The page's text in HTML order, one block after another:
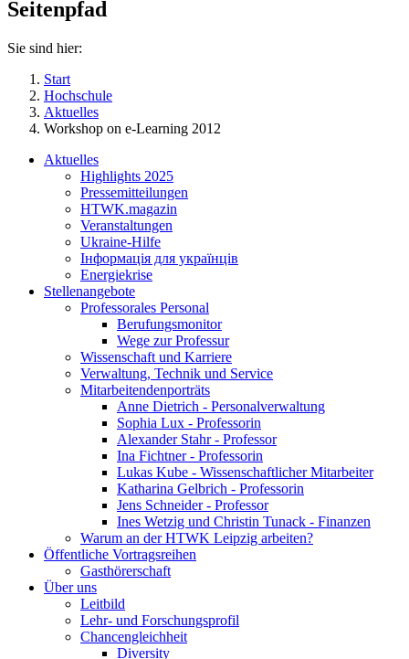
Seitenpfad
Sie sind hier:
Start
Hochschule
Aktuelles
Workshop on e-Learning 2012
Aktuelles
Highlights 2025
Pressemitteilungen
HTWK.magazin
Veranstaltungen
Ukraine-Hilfe
Інформація для українців
Energiekrise
Stellenangebote
Professorales Personal
Berufungsmonitor
Wege zur Professur
Wissenschaft und Karriere
Verwaltung, Technik und Service
Mitarbeitendenporträts
Anne Dietrich - Personalverwaltung
Sophia Lux - Professorin
Alexander Stahr - Professor
Ina Fichtner - Professorin
Lukas Kube - Wissenschaftlicher Mitarbeiter
Katharina Gelbrich - Professorin
Jens Schneider - Professor
Ines Wetzig und Christin Tunack - Finanzen
Warum an der HTWK Leipzig arbeiten?
Öffentliche Vortragsreihen
Gasthörerschaft
Über uns
Leitbild
Lehr- und Forschungsprofil
Chancengleichheit
Diversity